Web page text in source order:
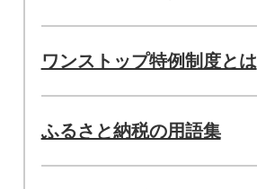
ワンストップ特例制度とは
ふるさと納税の用語集